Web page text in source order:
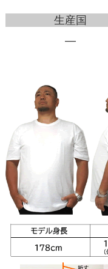
生産国
―